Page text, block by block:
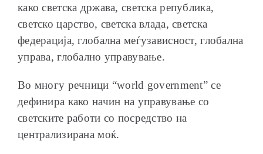
како светска држава, светска република,
светско царство, светска влада, светска
федерација, глобална меѓузависност, глобална
управа, глобално управување.
Во многу речници “world government” се
дефинира како начин на управување со
светските работи со посредство на
централизирана моќ.